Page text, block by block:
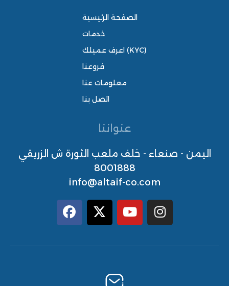
الصفحة الرئيسية
خدمات
اعرف عميلك (KYC)
فروعنا
معلومات عنا
اتصل بنا
عنواننا
اليمن - صنعاء - خلف ملعب الثورة ش الزريقي
8001888
info@altaif-co.com